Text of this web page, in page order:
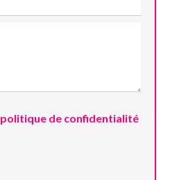
politique de confidentialité